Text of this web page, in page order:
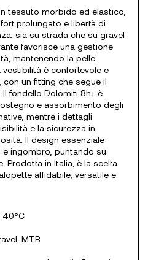
tessuto morbido ed elastico,
prolungato e libertà di
sia su strada che su gravel
favorisce una gestione
mantenendo la pelle
vestibilità è confortevole e
un fitting che segue il
fondello Dolomiti 8h+ è
e assorbimento degli
mentre i dettagli
e la sicurezza in
Il design essenziale
ingombro, puntando su
Prodotta in Italia, è la scelta
affidabile, versatile e
40°C
MTB